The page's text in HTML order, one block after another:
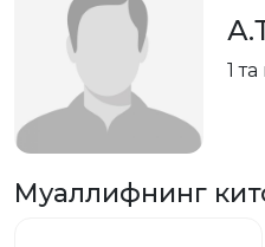
1
Муаллифнинг